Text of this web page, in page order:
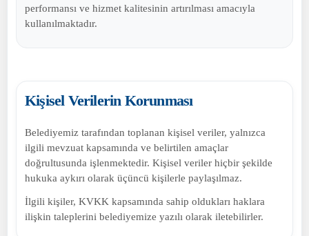
performansı ve hizmet kalitesinin artırılması amacıyla
kullanılmaktadır.
Kişisel Verilerin Korunması
Belediyemiz tarafından toplanan kişisel veriler, yalnızca
ilgili mevzuat kapsamında ve belirtilen amaçlar
doğrultusunda işlenmektedir. Kişisel veriler hiçbir şekilde
hukuka aykırı olarak üçüncü kişilerle paylaşılmaz.
İlgili kişiler, KVKK kapsamında sahip oldukları haklara
ilişkin taleplerini belediyemize yazılı olarak iletebilirler.